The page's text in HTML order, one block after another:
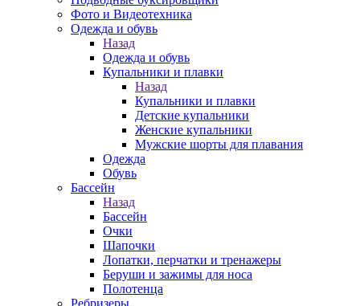
Фото и Видеотехника
Одежда и обувь
Назад
Одежда и обувь
Купальники и плавки
Назад
Купальники и плавки
Детские купальники
Женские купальники
Мужские шорты для плавания
Одежда
Обувь
Бассейн
Назад
Бассейн
Очки
Шапочки
Лопатки, перчатки и тренажеры
Беруши и зажимы для носа
Полотенца
Ребризеры